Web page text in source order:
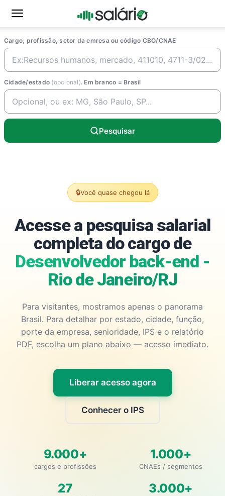
Cargo, profissão, setor da emresa ou código CBO/CNAE
Cidade/estado (opcional). Em branco = Brasil
Pesquisar
🔒Você quase chegou lá
Acesse a pesquisa salarial
completa do cargo de
Desenvolvedor back-end -
Rio de Janeiro/RJ
Para visitantes, mostramos apenas o panorama
Brasil. Para detalhar por estado, cidade, função,
porte da empresa, senioridade, IPS e o relatório
PDF, escolha um plano abaixo — acesso imediato.
Liberar acesso agora
Conhecer o IPS
9.000+
cargos e profissões
1.000+
CNAEs / segmentos
27 3.000+